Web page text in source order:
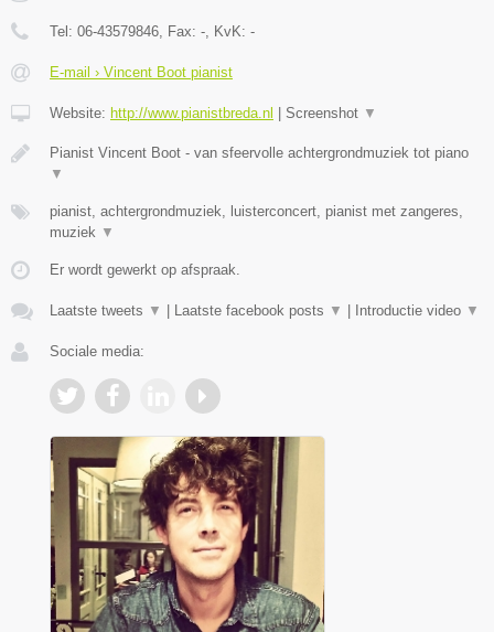
Tel: 06-43579846 , Fax: - , KvK: -
E-mail › Vincent Boot pianist
Website: http://www.pianistbreda.nl | Screenshot ▼
Pianist Vincent Boot - van sfeervolle achtergrondmuziek tot piano
▼
pianist, achtergrondmuziek, luisterconcert, pianist met zangeres,
muziek ▼
Er wordt gewerkt op afspraak.
Laatste tweets ▼ | Laatste facebook posts ▼ | Introductie video ▼
Sociale media: